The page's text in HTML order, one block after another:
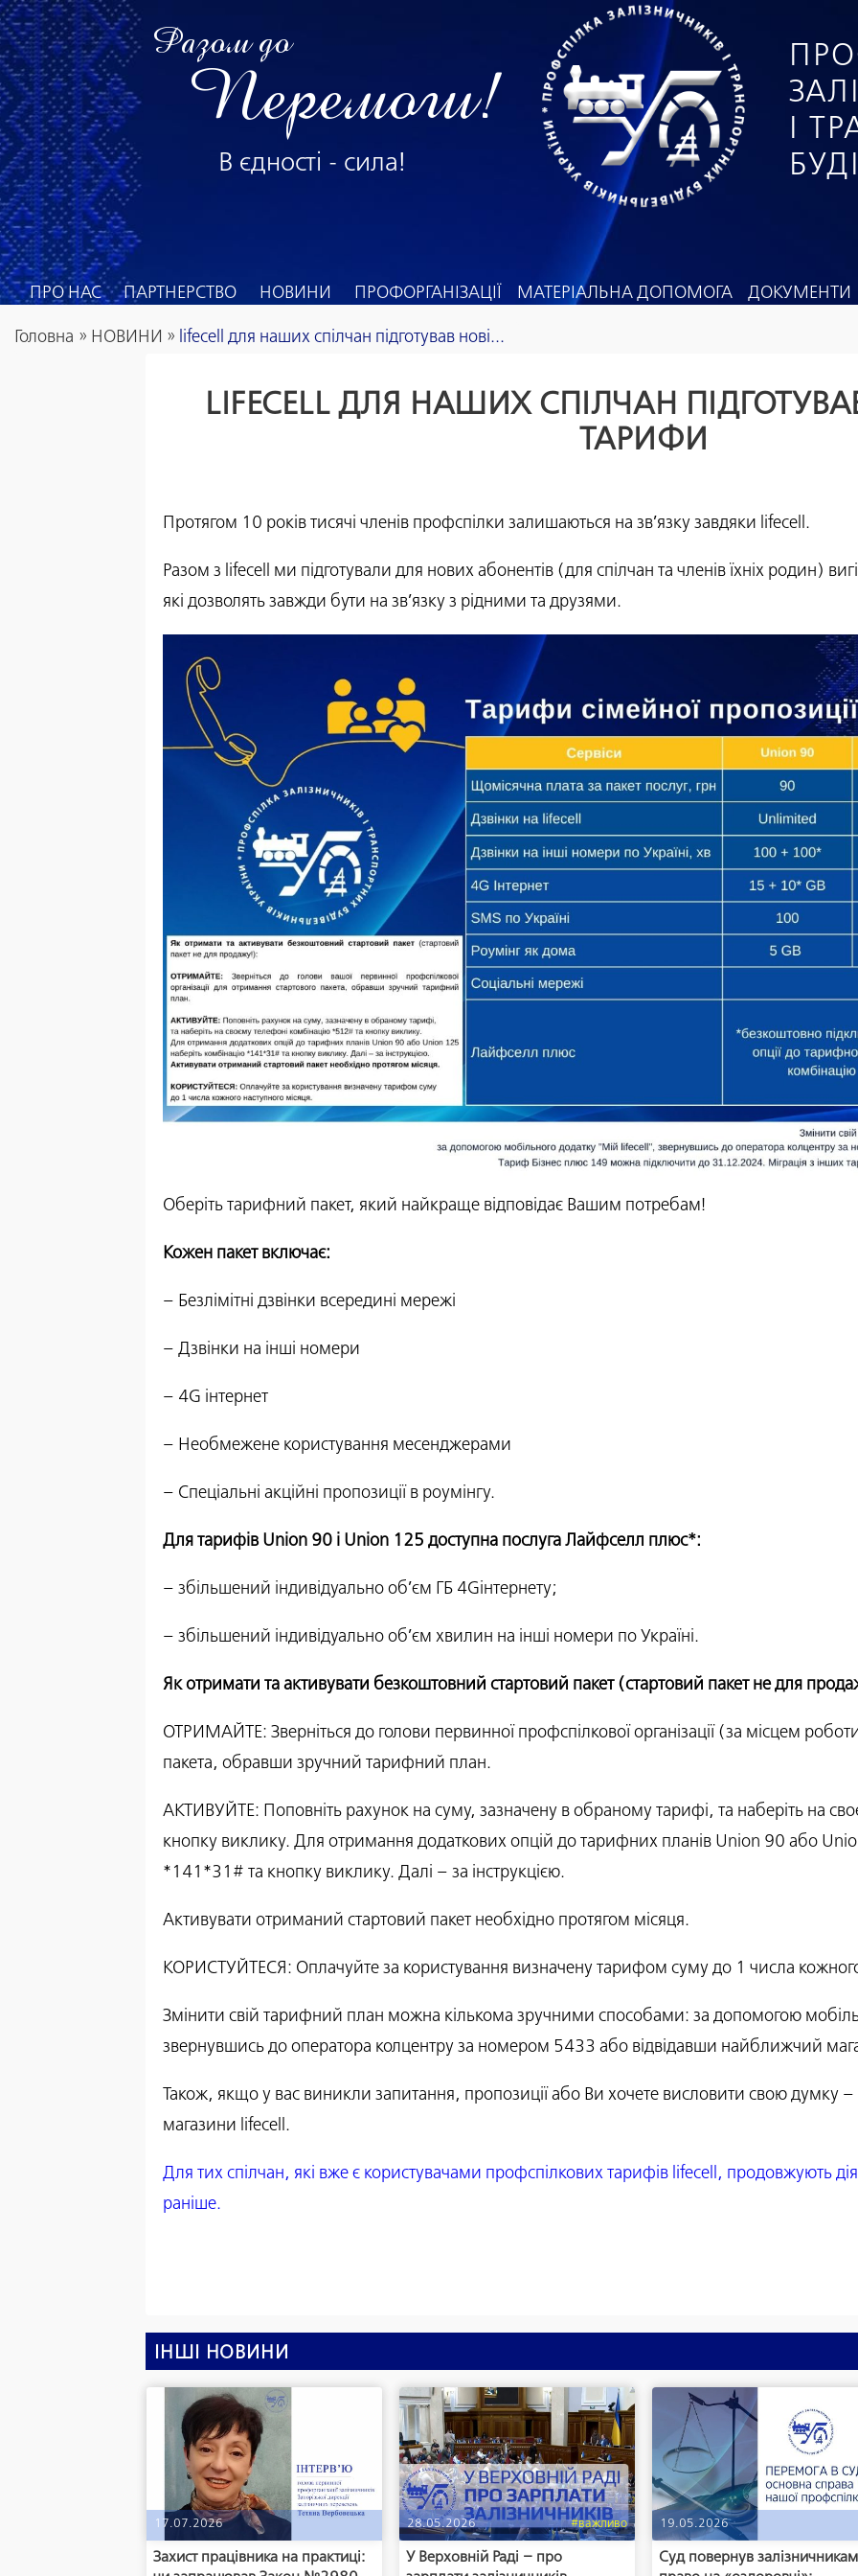
Разом до
Перемоги!
В єдності - сила!
І
ПРО НАС ПАРТНЕРСТВО НОВИНИ ПРОФОРГАНІЗАЦІЇ МАТЕРІАЛЬНА ДОПОМОГА ДОКУМЕНТИ
Головна » НОВИНИ » lifecell для наших спілчан підготував нові...
LIFECELL ДЛЯ НАШИХ СПІЛЧАН
ТАРИФИ
Протягом 10 років тисячі членів профспілки залишаються на зв’язку завдяки lifecell.
Разом з lifecell ми підготували для нових абонентів (для спілчан та членів їхніх родин)
які дозволять завжди бути на зв’язку з рідними та друзями.
Оберіть тарифний пакет, який найкраще відповідає Вашим потребам!
Кожен пакет включає:
– Безлімітні дзвінки всередині мережі
– Дзвінки на інші номери
– 4G інтернет
– Необмежене користування месенджерами
– Спеціальні акційні пропозиції в роумінгу.
Для тарифів Union 90 і Union 125 доступна послуга Лайфселл плюс*:
– збільшений індивідуально об’єм ГБ 4Gінтернету;
– збільшений індивідуально об’єм хвилин на інші номери по Україні.
Як отримати та активувати безкоштовний стартовий пакет (стартовий пакет не для
ОТРИМАЙТЕ: Зверніться до голови первинної профспілкової організації (за місцем
пакета, обравши зручний тарифний план.
АКТИВУЙТЕ: Поповніть рахунок на суму, зазначену в обраному тарифі, та наберіть на
кнопку виклику. Для отримання додаткових опцій до тарифних планів Union 90 або
*141*31# та кнопку виклику. Далі – за інструкцією.
Активувати отриманий стартовий пакет необхідно протягом місяця.
КОРИСТУЙТЕСЯ: Оплачуйте за користування визначену тарифом суму до 1 числа кожного
Змінити свій тарифний план можна кількома зручними способами: за допомогою
звернувшись до оператора колцентру за номером 5433 або відвідавши найближчий
Також, якщо у вас виникли запитання, пропозиції або Ви хочете висловити свою думку –
магазини lifecell.
Для тих спілчан, які вже є користувачами профспілкових тарифів lifecell, продовжують
раніше.
ІНШІ НОВИНИ
17.07.2026
Захист працівника на практиці:
28.05.2026 #важливо
У Верховній Раді – про
19.05.2026
Суд повернув залізничникам